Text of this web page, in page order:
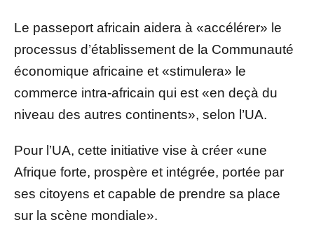
Le passeport africain aidera à «accélérer» le
processus d’établissement de la Communauté
économique africaine et «stimulera» le
commerce intra-africain qui est «en deçà du
niveau des autres continents», selon l’UA.
Pour l’UA, cette initiative vise à créer «une
Afrique forte, prospère et intégrée, portée par
ses citoyens et capable de prendre sa place
sur la scène mondiale».